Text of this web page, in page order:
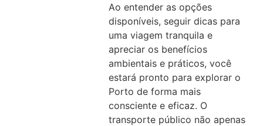
Ao entender as opções
disponíveis, seguir dicas para
uma viagem tranquila e
apreciar os benefícios
ambientais e práticos, você
estará pronto para explorar o
Porto de forma mais
consciente e eficaz. O
transporte público não apenas